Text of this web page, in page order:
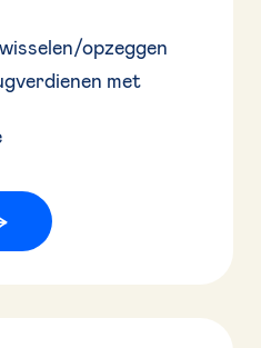
opzeggen
met